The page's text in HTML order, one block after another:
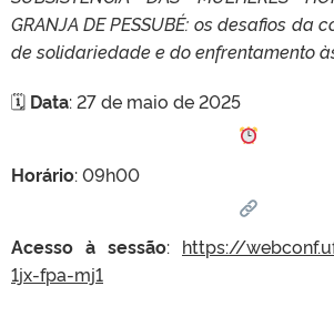
GRANJA DE PESSUBÉ: os desafios da
de solidariedade e do enfrentamento
🗓 Data: 27 de maio de 2025
Horário: 09h00
Acesso à sessão: https://
1jx-fpa-mj1